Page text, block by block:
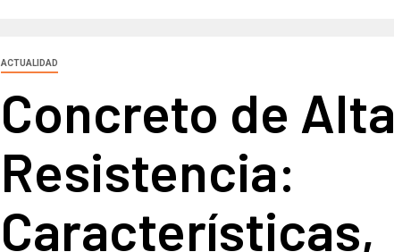
ACTUALIDAD
Concreto de Alta
Resistencia:
Características,